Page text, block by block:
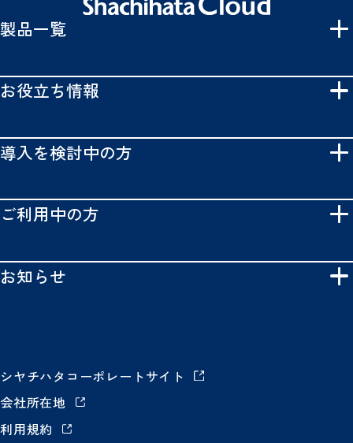
製品一覧
お役立ち情報
導入を検討中の方
ご利用中の方
お知らせ
シヤチハタコーポレートサイト
会社所在地
利用規約